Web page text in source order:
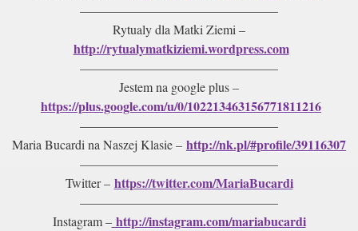
———————————————–
Rytualy dla Matki Ziemi –
http://rytualymatkiziemi.wordpress.com
———————————————–
Jestem na google plus –
https://plus.google.com/u/0/102213463156771811216
———————————————–
Maria Bucardi na Naszej Klasie – http://nk.pl/#profile/39116307
———————————————–
Twitter – https://twitter.com/MariaBucardi
———————————————–
Instagram –http://instagram.com/mariabucardi